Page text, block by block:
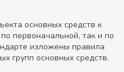
основных средств к
первоначальной, так и по
изложены правила
групп основных средств.